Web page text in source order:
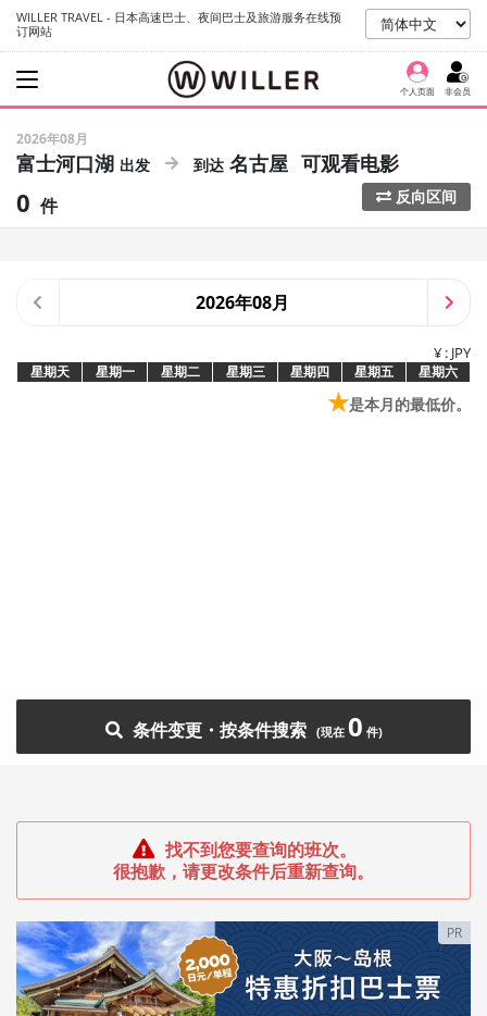
WILLER TRAVEL - 日本高速巴士、夜间巴士及旅游服务在线预
订网站
个人页面 非会员
2026年08月
富士河口湖 名古屋 可观看电影
0 件 反向区间
2026年08月
¥ : JPY
星期天 星期一 星期二 星期三 星期四 星期五 星期六
★是本月的最低价。
条件变更・按条件搜索 0
找不到您要查询的班次。
很抱歉，请更改条件后重新查询。
PR